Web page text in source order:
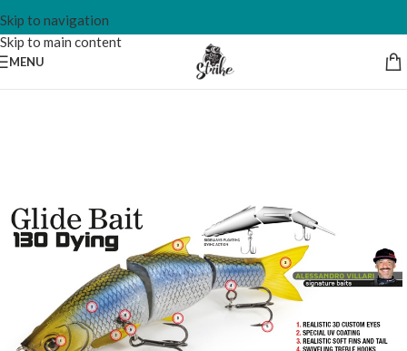
Skip to navigation
Skip to main content
MENU